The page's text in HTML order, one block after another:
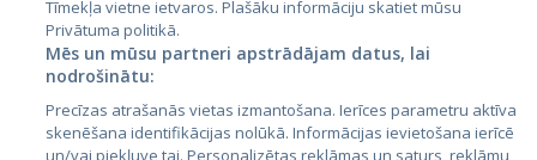
City24.lv
City24.ee
GetaPro.lv
Kainos.lt
Paslaugos.lt
Tīmekļa vietne ietvaros. Plašāku informāciju skatiet mūsu
Privātuma politikā.
Mēs un mūsu partneri apstrādājam datus, lai
nodrošinātu:
Precīzas atrašanās vietas izmantošana. Ierīces parametru aktīva
skenēšana identifikācijas nolūkā. Informācijas ievietošana ierīcē
un/vai piekļuve tai. Personalizētas reklāmas un saturs, reklāmu